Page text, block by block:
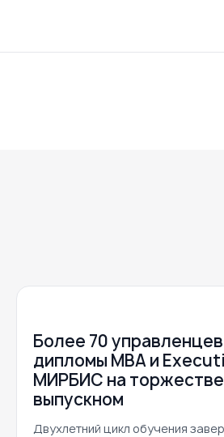
Более 70
дипломы MBA и
МИРБИС на
выпускном
Двухлетний цикл обучения